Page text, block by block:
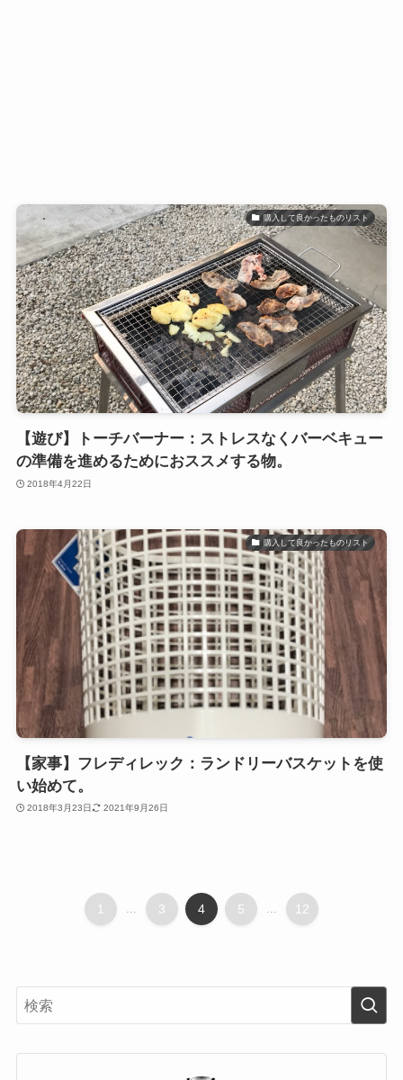
購入して良かったものリスト
【遊び】トーチバーナー：ストレスなくバーベキュー
の準備を進めるためにおススメする物。
2018年4月22日
購入して良かったものリスト
【家事】フレディレック：ランドリーバスケットを使
い始めて。
2018年3月23日 2021年9月26日
1 3 4 5 12